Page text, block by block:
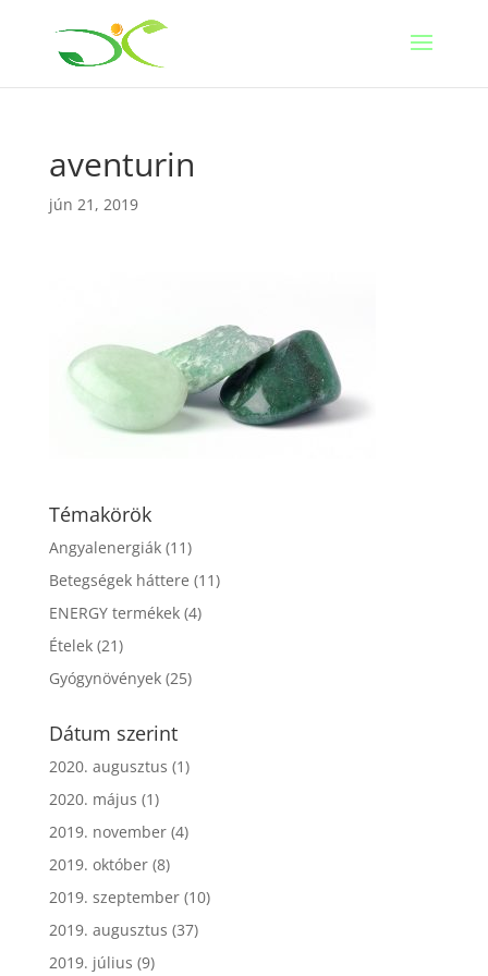
aventurin
jún 21, 2019
Témakörök
Angyalenergiák(11)
Betegségek háttere (11)
ENERGY termékek(4)
Ételek(21)
Gyógynövények(25)
Dátum szerint
2020. augusztus (1)
2020. május (1)
2019. november(4)
2019. október(8)
2019. szeptember(10)
2019. augusztus (37)
2019. július (9)